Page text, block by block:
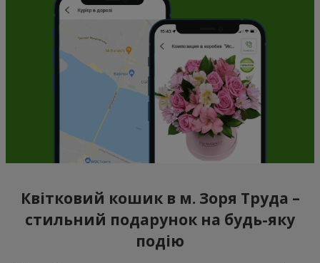
Квітковий кошик в м. Зоря Труда –
стильний подарунок на будь-яку
подію